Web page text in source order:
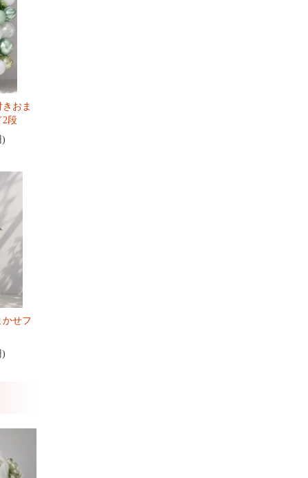
おま
2段
)
かせフ
)